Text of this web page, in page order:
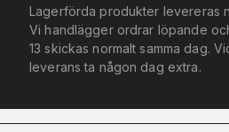
Lagerförda produkter levereras
Vi handlägger ordrar löpande
13 skickas normalt samma dag.
leverans ta någon dag extra.